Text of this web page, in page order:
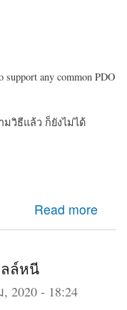
support any common PDO
มวิธีแล้ว ก็ยังไม่ได้
Read more
ล์หนี
2020 - 18:24